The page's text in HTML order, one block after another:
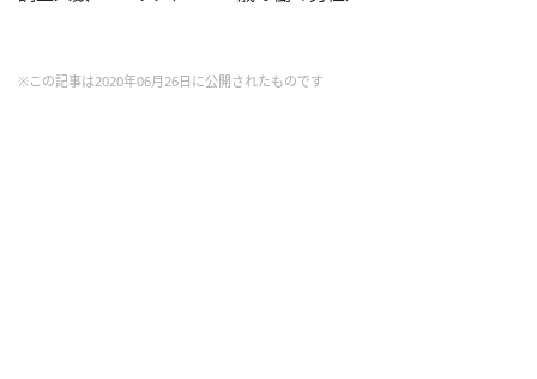
※この記事は2020年06月26日に公開されたものです